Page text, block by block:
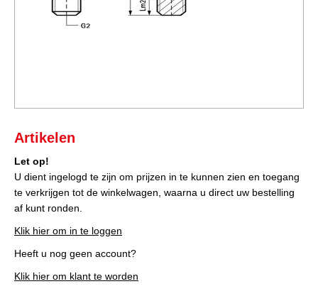
Artikelen
Let op!
U dient ingelogd te zijn om prijzen in te kunnen zien en toegang
te verkrijgen tot de winkelwagen, waarna u direct uw bestelling
af kunt ronden.
Klik hier om in te loggen
Heeft u nog geen account?
Klik hier om klant te worden